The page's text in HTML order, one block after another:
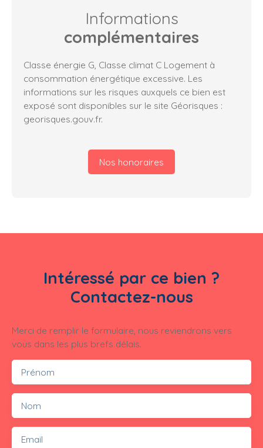
Informations
complémentaires
Classe énergie G, Classe climat C Logement à
consommation énergétique excessive. Les
informations sur les risques auxquels ce bien est
exposé sont disponibles sur le site Géorisques :
georisques.gouv.fr.
Nos honoraires
Intéressé par ce bien ?
Contactez-nous
Merci de remplir le formulaire, nous reviendrons vers
vous dans les plus brefs délais.
Prénom
Nom
Email